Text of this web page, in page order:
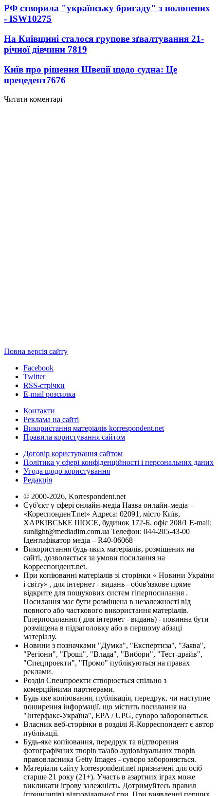
РФ створила "українську бригаду" з полонених
- ISW10275
На Київщині сталося групове зґвалтування 21-
річної дівчини 7819
Київ про рішення Швеції щодо судна: Це
прецедент7676
Читати коментарі
Повна версія сайту
Facebook
Twitter
RSS-стрічки
E-mail розсилка
Контакти
Реклама на сайті
Використання матеріалів korrespondent.net
Правила користування сайтом
Договір користування сайтом
Політика у сфері конфіденційності і персональних даних
Угода щодо користування
Редакція
© 2000-2026, Korrespondent.net
Суб'єкт у сфері онлайн-медіа Назва онлайн-медіа –
«КореспонденТ.net» Адреса: 02091, місто Київ,
ХАРКІВСЬКЕ ШОСЕ, будинок 172-Б, офіс 208/1 E-mail:
sunlight@mediadim.com.ua Телефон: 044-205-43-00
Ідентифікатор медіа – R40-06068
Використання будь-яких матеріалів, розміщених на
сайті, дозволяється за умови посилання на
Корреспондент.net.
При копіюванні матеріалів зі сторінки « Новини України
і світу» , для інтернет - видань - обов'язкове пряме
відкрите для пошукових систем гіперпосилання .
Посилання має бути розміщена в незалежності від
повного або часткового використання матеріалів.
Гіперпосилання ( для інтернет - видань) - повинна бути
розміщена в підзаголовку або в першому абзаці
матеріалу.
Новини з позначками "Думка", "Експертиза", "Заява",
"Регіони", "Гроші", "Влада", "Вибори", "Тест-драйв",
"Спецпроекти", "Промо" публікуються на правах
реклами.
Розділ Спецпроекти створюється спільно з
комерційними партнерами.
Будь яке копіювання, публікація, передрук, чи наступне
поширення інформації, що містить посилання на
"Інтерфакс-Україна", EPA / UPG, суворо забороняється.
Власник веб-сторінки в розділі Я-Корреспондент є автор
публікації.
Будь-яке копіювання, передрук та відтворення
фотографічних творів та/або аудіовізуальних творів
правовласника Getty Images - суворо забороняється.
Матеріали сайту korrespondent.net призначені для осіб
старше 21 року (21+). Участь в азартних іграх може
викликати ігрову залежність. Дотримуйтесь правил
(принципів) відповідальної гри. При виявленні перших